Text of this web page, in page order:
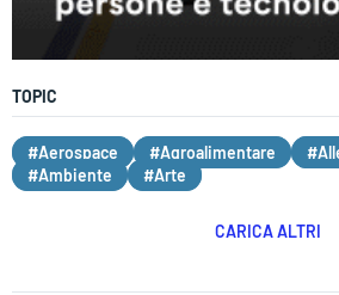
TOPIC
#Aerospace #Agroalimentare
#Ambiente
#Arte
CARICA ALTRI